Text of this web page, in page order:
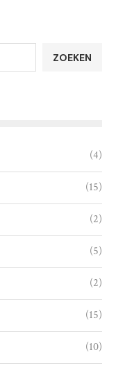
ZOEKEN
(4)
(15)
(2)
(5)
(2)
(15)
(10)